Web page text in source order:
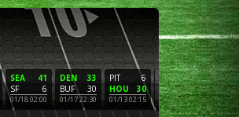
41
SEA
6
SF
01/18 02:00
33
DEN
30
BUF
01/17 22:30
6
PIT
30
HOU
01/13 02:15
16
NE
3
LAC
01/12 02:00
PHI
SF
01/11